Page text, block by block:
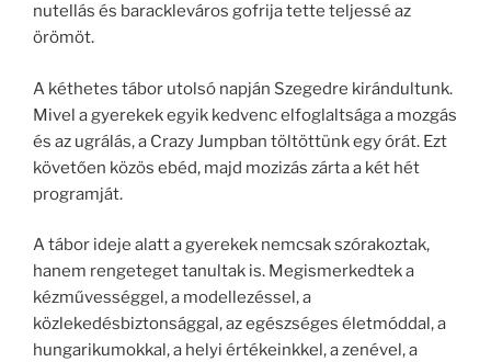
nutellás és barackleváros gofrija tette teljessé az
örömöt.
A kéthetes tábor utolsó napján Szegedre kirándultunk.
Mivel a gyerekek egyik kedvenc elfoglaltsága a mozgás
és az ugrálás, a Crazy Jumpban töltöttünk egy órát. Ezt
követően közös ebéd, majd mozizás zárta a két hét
programját.
A tábor ideje alatt a gyerekek nemcsak szórakoztak,
hanem rengeteget tanultak is. Megismerkedtek a
kézművességgel, a modellezéssel, a
közlekedésbiztonsággal, az egészséges életmóddal, a
hungarikumokkal, a helyi értékeinkkel, a zenével, a